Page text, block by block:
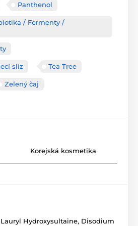
Panthenol
/ Fermenty /
sliz Tea Tree
Zelený čaj
Korejská kosmetika
Hydroxysultaine, Disodium